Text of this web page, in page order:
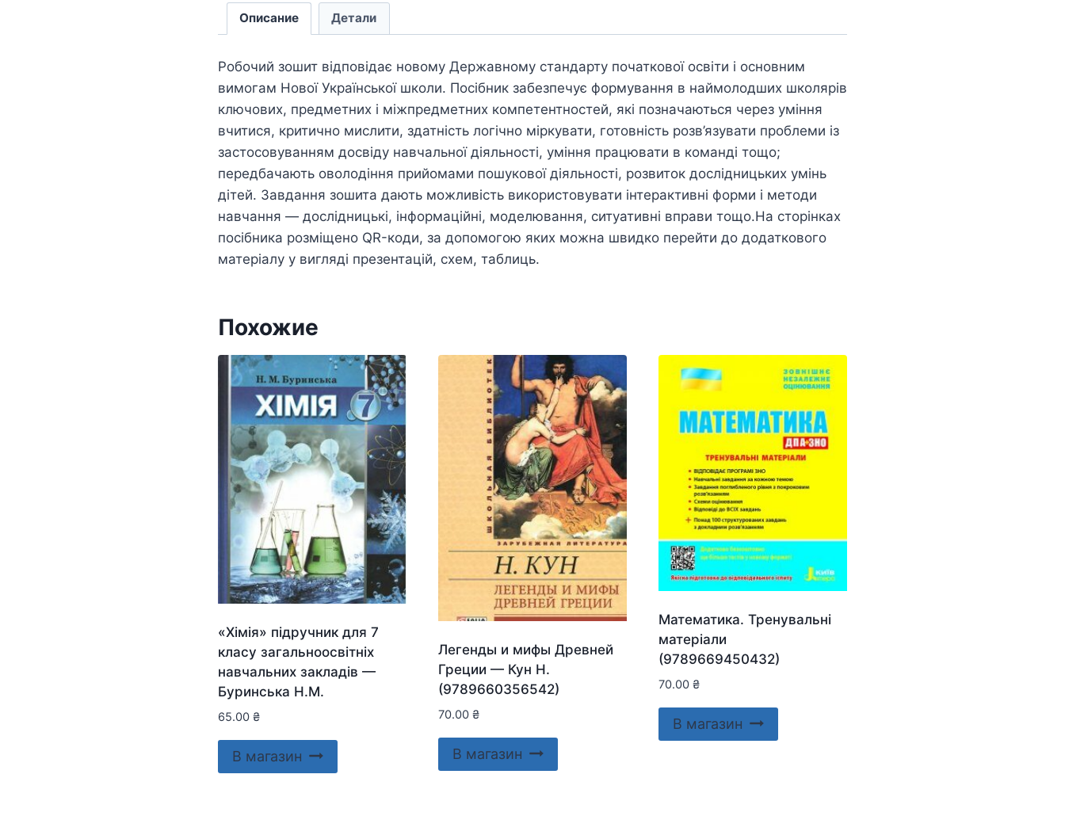
Описание Детали
Робочий зошит відповідає новому Державному стандарту початкової освіти і основним
вимогам Нової Української школи. Посібник забезпечує формування в наймолодших школярів
ключових, предметних і міжпредметних компетентностей, які позначаються через уміння
вчитися, критично мислити, здатність логічно міркувати, готовність розв’язувати проблеми із
застосовуванням досвіду навчальної діяльності, уміння працювати в команді тощо;
передбачають оволодіння прийомами пошукової діяльності, розвиток дослідницьких умінь
дітей. Завдання зошита дають можливість використовувати інтерактивні форми і методи
навчання — дослідницькі, інформаційні, моделювання, ситуативні вправи тощо.На сторінках
посібника розміщено QR-коди, за допомогою яких можна швидко перейти до додаткового
матеріалу у вигляді презентацій, схем, таблиць.
Похожие
«Хімія» підручник для 7
класу загальноосвітніх
навчальних закладів —
Буринська Н.М.
65.00 ₴
В магазин
Легенды и мифы Древней
Греции — Кун Н.
(9789660356542)
70.00 ₴
В магазин
Математика. Тренувальні
матеріали
(9789669450432)
70.00 ₴
В магазин